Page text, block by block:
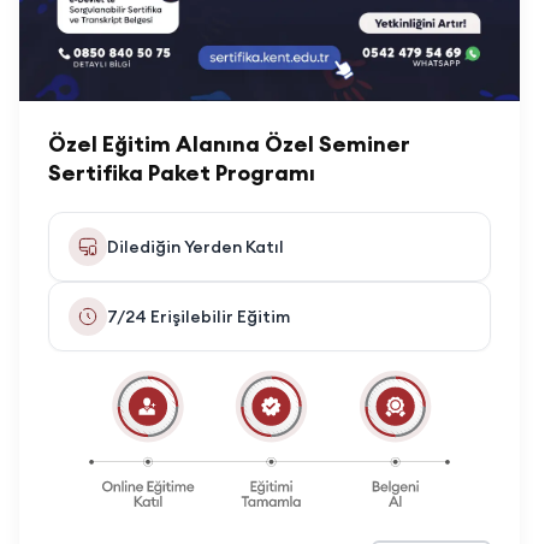
Özel Eğitim Alanına Özel Seminer
Sertifika Paket Programı
Dilediğin Yerden Katıl
7/24 Erişilebilir Eğitim